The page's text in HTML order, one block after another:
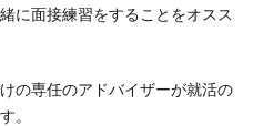
に面接練習をすることをオスス
の専任のアドバイザーが就活の
。